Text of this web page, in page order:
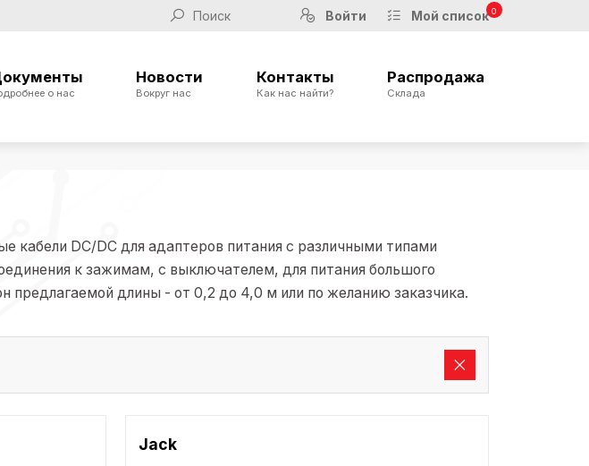
Войти Мой список 0
о нас
Новости
Вокруг нас
Контакты
Как нас найти?
Распродажа
Склада
кабели DC/DC для адаптеров питания с различными типами
к зажимам, с выключателем, для питания большого
предлагаемой длины - от 0,2 до 4,0 м или по желанию заказчика.
Jack